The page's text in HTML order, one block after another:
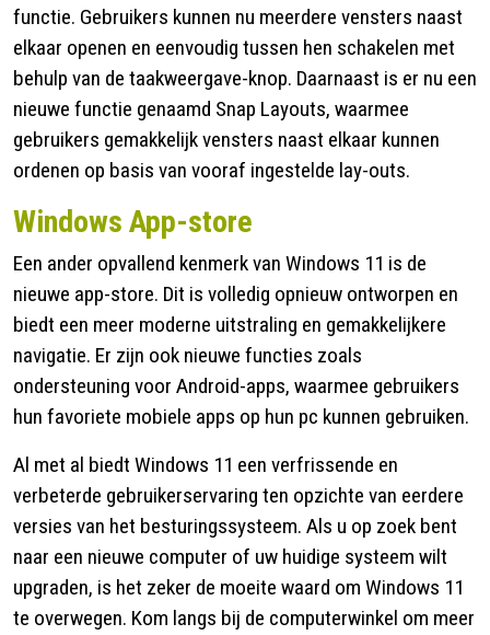
functie. Gebruikers kunnen nu meerdere vensters naast
elkaar openen en eenvoudig tussen hen schakelen met
behulp van de taakweergave-knop. Daarnaast is er nu een
nieuwe functie genaamd Snap Layouts, waarmee
gebruikers gemakkelijk vensters naast elkaar kunnen
ordenen op basis van vooraf ingestelde lay-outs.
Windows App-store
Een ander opvallend kenmerk van Windows 11 is de
nieuwe app-store. Dit is volledig opnieuw ontworpen en
biedt een meer moderne uitstraling en gemakkelijkere
navigatie. Er zijn ook nieuwe functies zoals
ondersteuning voor Android-apps, waarmee gebruikers
hun favoriete mobiele apps op hun pc kunnen gebruiken.
Al met al biedt Windows 11 een verfrissende en
verbeterde gebruikerservaring ten opzichte van eerdere
versies van het besturingssysteem. Als u op zoek bent
naar een nieuwe computer of uw huidige systeem wilt
upgraden, is het zeker de moeite waard om Windows 11
te overwegen. Kom langs bij de computerwinkel om meer